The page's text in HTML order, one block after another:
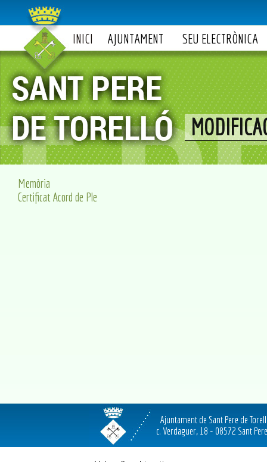
INICI AJUNTAMENT SEU ELECTRÒNICA
Memòria
Certificat Acord de Ple
Ajuntament de Sant Pere de
c. Verdaguer, 18 - 08572 Sant